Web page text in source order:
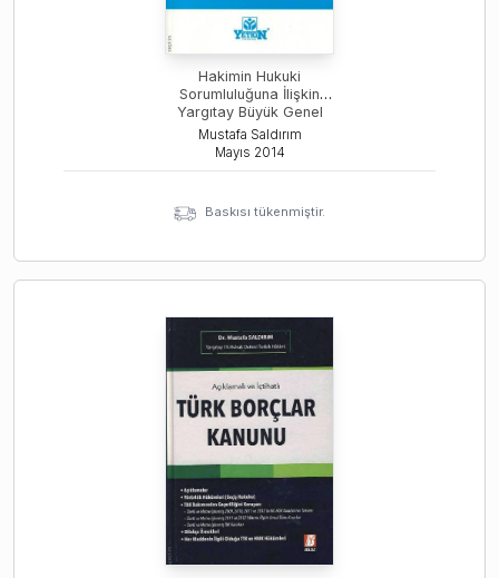
Hakimin Hukuki
Sorumluluğuna İlişkin
Yargıtay Büyük Genel
Kurulu ve Yargıtay Hukuk
Genel Kurulu Kararları
Mustafa Saldırım
Mayıs 2014
Baskısı tükenmiştir.